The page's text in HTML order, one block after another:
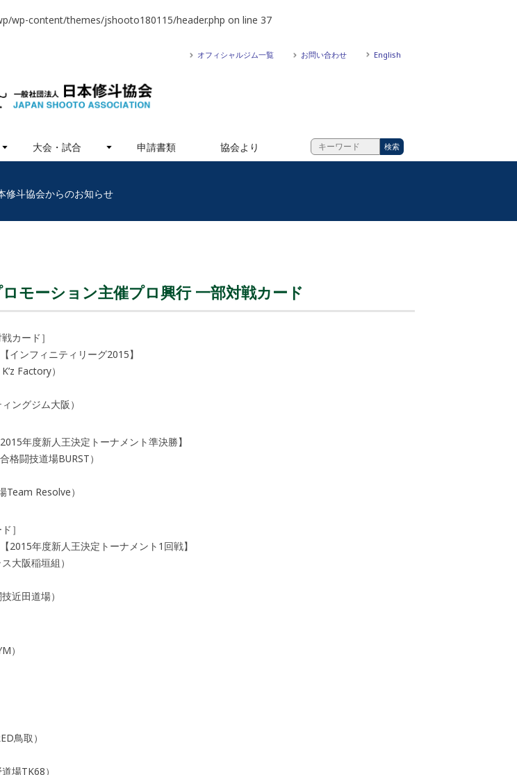
wp-content/themes/jshooto180115/header.php on line 37
オフィシャルジム一覧 お問い合わせ English
大会・試合 申請書類 協会より
修斗協会からのお知らせ
モーション主催プロ興行 一部対戦カード
カード］
インフィニティリーグ2015】
Factory）
ングジム大阪）
年度新人王決定トーナメント準決勝】
格闘技道場BURST）
Team Resolve）
］
2015年度新人王決定トーナメント1回戦】
大阪稲垣組）
近田道場）
）
鳥取）
場TK68）